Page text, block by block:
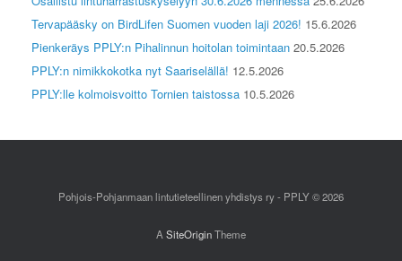
Tervapääsky on BirdLifen Suomen vuoden laji 2026! 15.6.2026
Pienkeräys PPLY:n Pihalinnun hoitolan toimintaan 20.5.2026
PPLY:n nimikkokotka nyt Saariselällä! 12.5.2026
PPLY:lle kolmoisvoitto Tornien taistossa 10.5.2026
Pohjois-Pohjanmaan lintutieteellinen yhdistys ry - PPLY © 2026
A SiteOriginTheme